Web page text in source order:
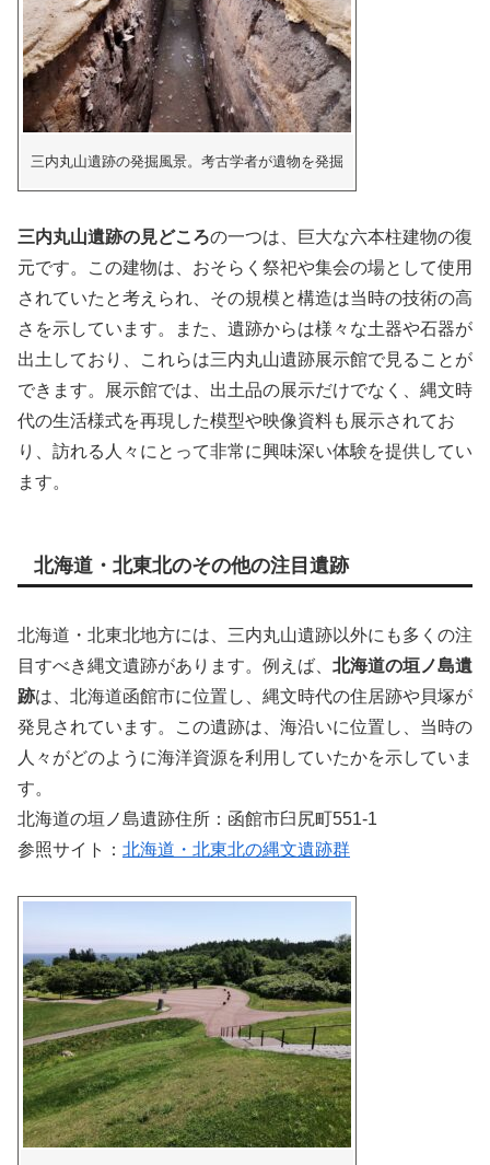
三内丸山遺跡の発掘風景。考古学者が遺物を発掘
三内丸山遺跡の見どころの一つは、巨大な六本柱建物の復
元です。この建物は、おそらく祭祀や集会の場として使用
されていたと考えられ、その規模と構造は当時の技術の高
さを示しています。また、遺跡からは様々な土器や石器が
出土しており、これらは三内丸山遺跡展示館で見ることが
できます。展示館では、出土品の展示だけでなく、縄文時
代の生活様式を再現した模型や映像資料も展示されてお
り、訪れる人々にとって非常に興味深い体験を提供してい
ます。
北海道・北東北のその他の注目遺跡
北海道・北東北地方には、三内丸山遺跡以外にも多くの注
目すべき縄文遺跡があります。例えば、 北海道の垣ノ島遺
跡は、北海道函館市に位置し、縄文時代の住居跡や貝塚が
発見されています。この遺跡は、海沿いに位置し、当時の
人々がどのように海洋資源を利用していたかを示していま
す。
北海道の垣ノ島遺跡住所：函館市臼尻町551-1
参照サイト： 北海道・北東北の縄文遺跡群